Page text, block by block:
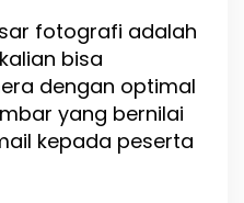
a
s
e
fotografi adalah
bisa
dengan optimal
yang bernilai
kepada peserta